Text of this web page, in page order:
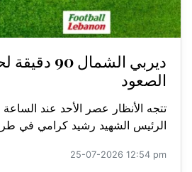
ديربي
الصعود
تتجه الأنظار عصر الأحد عند
الرئيس الشهيد رشيد كرامي في
25-07-2026 12:54 pm